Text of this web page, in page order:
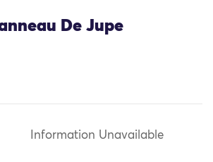
De Jupe
Information Unavailable